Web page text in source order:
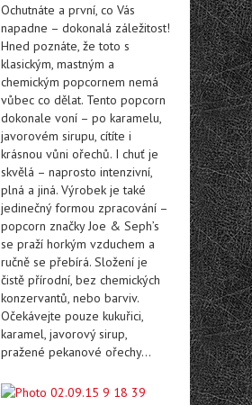
Ochutnáte a první, co Vás
napadne – dokonalá záležitost!
Hned poznáte, že toto s
klasickým, mastným a
chemickým popcornem nemá
vůbec co dělat. Tento popcorn
dokonale voní – po karamelu,
javorovém sirupu, cítíte i
krásnou vůni ořechů. I chuť je
skvělá – naprosto intenzivní,
plná a jiná. Výrobek je také
jedinečný formou zpracování –
popcorn značky Joe & Seph’s
se praží horkým vzduchem a
ručně se přebírá. Složení je
čistě přírodní, bez chemických
konzervantů, nebo barviv.
Očekávejte pouze kukuřici,
karamel, javorový sirup,
pražené pekanové ořechy…